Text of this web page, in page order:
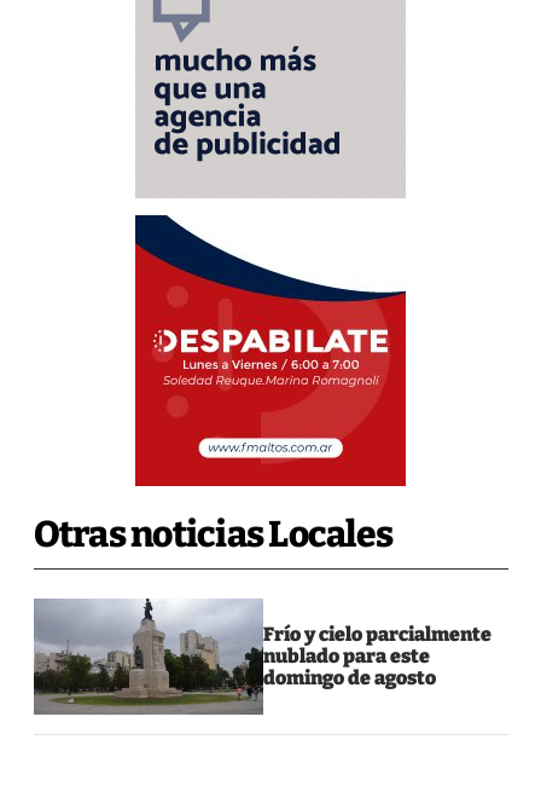
Otras noticias Locales
Frío y cielo parcialmente
nublado para este
domingo de agosto